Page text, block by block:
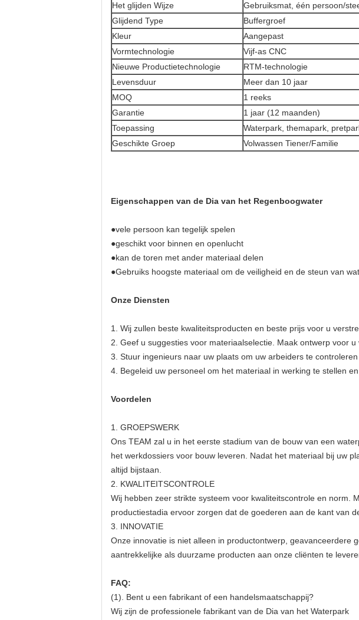
We
Het glijden Wijze
Gebruiksmat, één persoon/
Glijdend Type
Buffergroef
Kleur
Aangepast
Vormtechnologie
Vijf-as CNC
Nieuwe Productietechnologie
RTM-technologie
Levensduur
Meer dan 10 jaar
MOQ
1 reeks
Garantie
1 jaar (12 maanden)
Toepassing
Waterpark, themapark,
Geschikte Groep
Volwassen Tiener/Familie
Eigenschappen van de Dia van het Regenboogwater
●vele persoon kan tegelijk spelen
●geschikt voor binnen en openlucht
●kan de toren met ander materiaal delen
●Gebruiks hoogste materiaal om de veiligheid en de steun van
Onze Diensten
1. Wij zullen beste kwaliteitsproducten en beste prijs voor u
2. Geef u suggesties voor materiaalselectie. Maak ontwerp voor
3. Stuur ingenieurs naar uw plaats om uw arbeiders te
4. Begeleid uw personeel om het materiaal in werking te stellen
Voordelen
1. GROEPSWERK
Ons TEAM zal u in het eerste stadium van de bouw van een
het werkdossiers voor bouw leveren. Nadat het materiaal bij uw
altijd bijstaan.
2. KWALITEITSCONTROLE
Wij hebben zeer strikte systeem voor kwaliteitscontrole en norm.
productiestadia ervoor zorgen dat de goederen aan de kant van
3. INNOVATIE
Onze innovatie is niet alleen in productontwerp, geavanceerdere
aantrekkelijke als duurzame producten aan onze cliënten te
FAQ:
(1). Bent u een fabrikant of een handelsmaatschappij?
Wij zijn de professionele fabrikant van de Dia van het Waterpark